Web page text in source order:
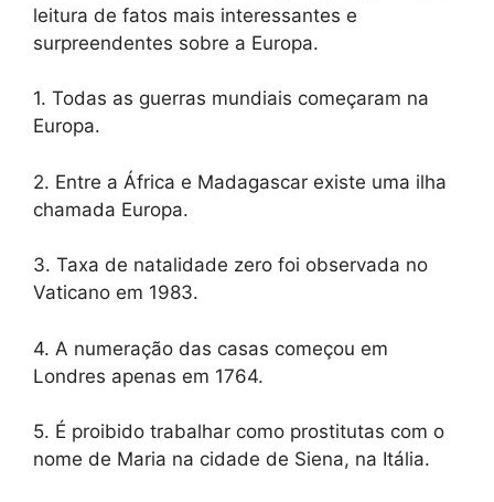
leitura de fatos mais interessantes e
surpreendentes sobre a Europa.
1. Todas as guerras mundiais começaram na
Europa.
2. Entre a África e Madagascar existe uma ilha
chamada Europa.
3. Taxa de natalidade zero foi observada no
Vaticano em 1983.
4. A numeração das casas começou em
Londres apenas em 1764.
5. É proibido trabalhar como prostitutas com o
nome de Maria na cidade de Siena, na Itália.